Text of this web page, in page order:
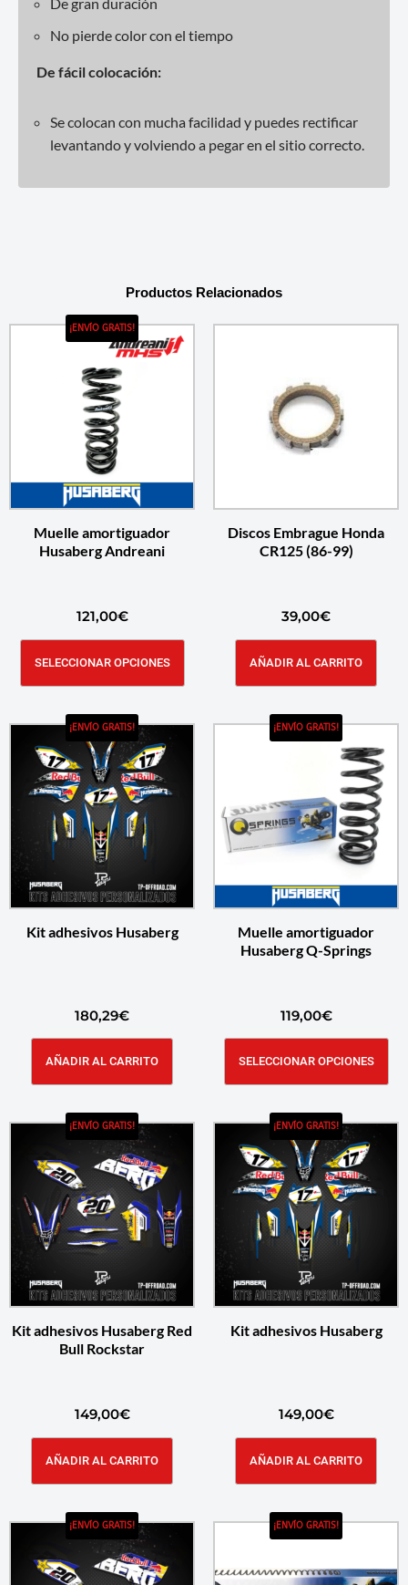
No pierde color con el tiempo
De fácil colocación:
Se colocan con mucha facilidad y puedes rectificar
levantando y volviendo a pegar en el sitio correcto.
Productos Relacionados
¡ENVÍO GRATIS!
Muelle amortiguador
Husaberg Andreani
121,00€
SELECCIONAR OPCIONES
Discos Embrague Honda
CR125 (86-99)
39,00€
AÑADIR AL CARRITO
¡ENVÍO GRATIS!
Kit adhesivos Husaberg
180,29€
AÑADIR AL CARRITO
¡ENVÍO GRATIS!
Muelle amortiguador
Husaberg Q-Springs
119,00€
SELECCIONAR OPCIONES
¡ENVÍO GRATIS!
Kit adhesivos Husaberg Red
Bull Rockstar
149,00€
AÑADIR AL CARRITO
¡ENVÍO GRATIS!
Kit adhesivos Husaberg
149,00€
AÑADIR AL CARRITO
¡ENVÍO GRATIS! ¡ENVÍO GRATIS!